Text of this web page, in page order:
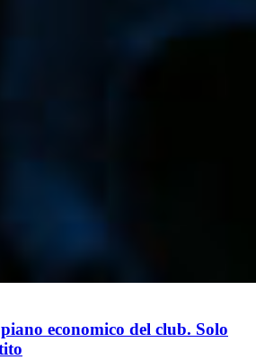
economico del club. Solo